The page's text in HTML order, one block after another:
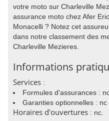
votre moto sur Charleville
assurance moto chez Afer
Monacelli ? Notez cet
dans notre classement des
Charleville Mezieres.
Informations
Services :
Formules d'assurances :
Garanties optionnelles : nc
Horaires d'ouvertures : nc.